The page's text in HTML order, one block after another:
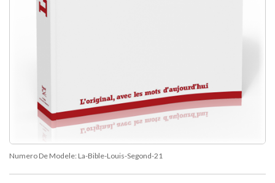
Numero De Modele: La-Bible-Louis-Segond-21